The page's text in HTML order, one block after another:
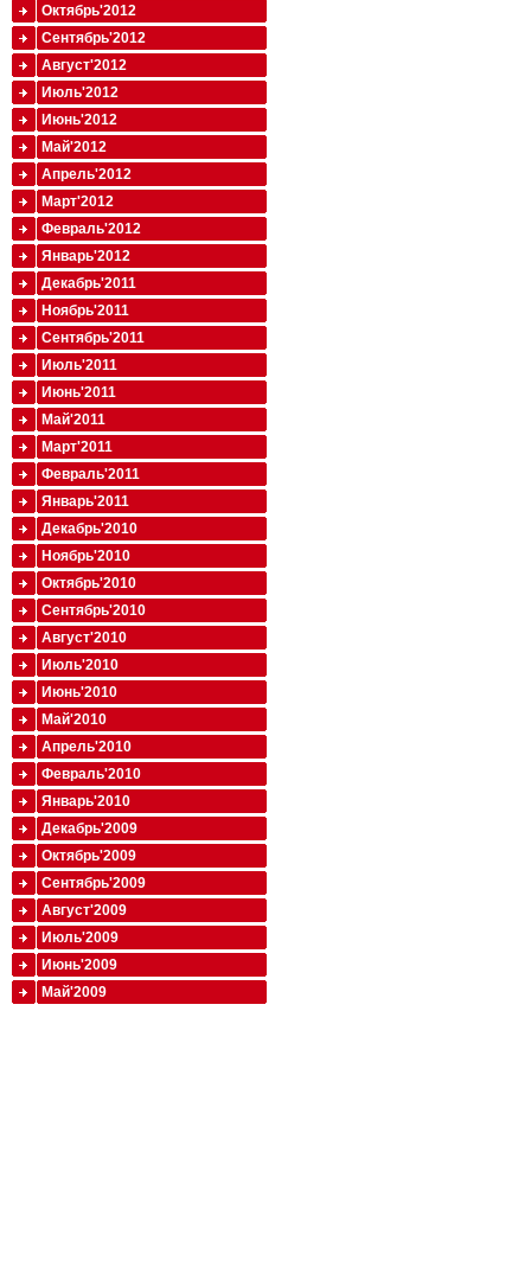
Октябрь'2012
Сентябрь'2012
Август'2012
Июль'2012
Июнь'2012
Май'2012
Апрель'2012
Март'2012
Февраль'2012
Январь'2012
Декабрь'2011
Ноябрь'2011
Сентябрь'2011
Июль'2011
Июнь'2011
Май'2011
Март'2011
Февраль'2011
Январь'2011
Декабрь'2010
Ноябрь'2010
Октябрь'2010
Сентябрь'2010
Август'2010
Июль'2010
Июнь'2010
Май'2010
Апрель'2010
Февраль'2010
Январь'2010
Декабрь'2009
Октябрь'2009
Сентябрь'2009
Август'2009
Июль'2009
Июнь'2009
Май'2009